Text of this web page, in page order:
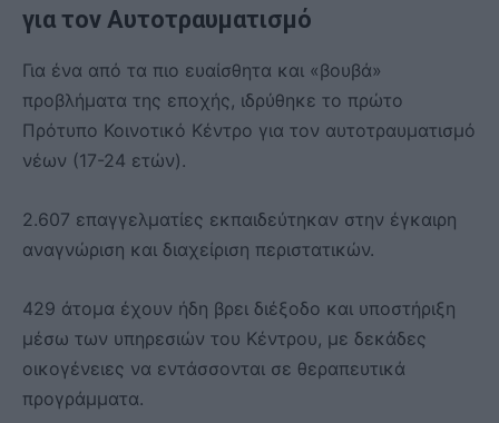
για τον Αυτοτραυματισμό
Για ένα από τα πιο ευαίσθητα και «βουβά»
προβλήματα της εποχής, ιδρύθηκε το πρώτο
Πρότυπο Κοινοτικό Κέντρο για τον αυτοτραυματισμό
νέων (17-24 ετών).
2.607 επαγγελματίες εκπαιδεύτηκαν στην έγκαιρη
αναγνώριση και διαχείριση περιστατικών.
429 άτομα έχουν ήδη βρει διέξοδο και υποστήριξη
μέσω των υπηρεσιών του Κέντρου, με δεκάδες
οικογένειες να εντάσσονται σε θεραπευτικά
προγράμματα.